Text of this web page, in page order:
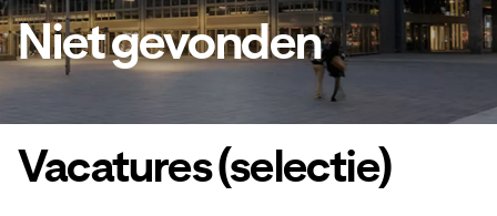
Niet gevonden
Vacatures (selectie)